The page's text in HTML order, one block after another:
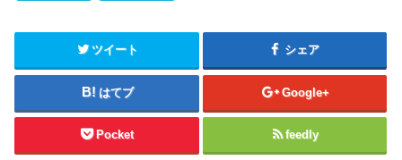
ツイート シェア
はてブ Google+
Pocket feedly